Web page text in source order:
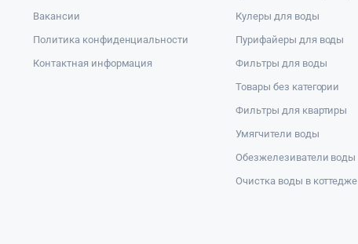
Вакансии
Политика конфиденциальности
Контактная информация
Кулеры для воды
Пурифайеры для воды
Фильтры для воды
Товары без категории
Фильтры для квартиры
Умягчители воды
Обезжелезиватели воды
Очистка воды в коттедже